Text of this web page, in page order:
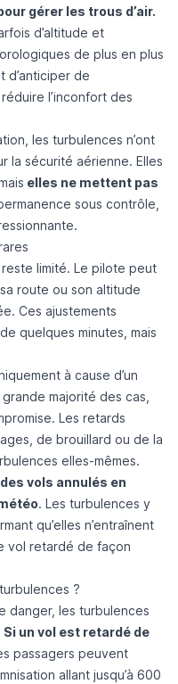
gérer les trous d’air.
d’altitude et
de plus en plus
d’anticiper de
l’inconfort des
, les turbulences n’ont
la sécurité aérienne. Elles
elles ne mettent pas
sous contrôle,
reste limité. Le pilote peut
route ou son altitude
Ces ajustements
quelques minutes, mais
à cause d’un
majorité des cas,
Les retards
de brouillard ou de la
elles-mêmes.
des vols annulés en
. Les turbulences y
qu’elles n’entraînent
vol retardé de façon
?
danger, les turbulences
Si un vol est retardé de
passagers peuvent
allant jusqu’à 600